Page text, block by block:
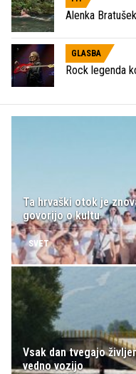
Alenka
GLASBA
Rock legenda
Ta hrvaški otok je
govorijo o kultu
SVET
Vsak dan tvegajo
vedno vozijo